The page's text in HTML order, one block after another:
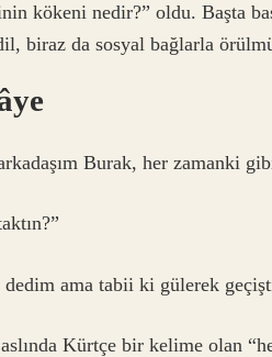
kökeni nedir?” oldu. Başta
biraz da sosyal bağlarla
Burak, her zamanki
dedim ama tabii ki gülerek
Kürtçe bir kelime olan